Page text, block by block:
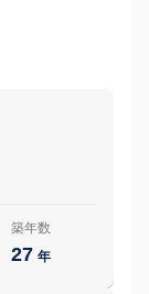
築年数
27 年